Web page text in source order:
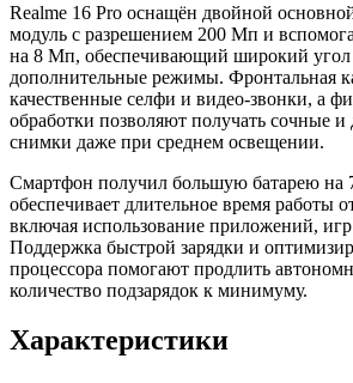
Realme 16 Pro оснащён двойной
модуль с разрешением 200 Мп и
на 8 Мп, обеспечивающий широкий угол
дополнительные режимы. Фронтальная
качественные селфи и видео‑звонки, а
обработки позволяют получать сочные и
снимки даже при среднем освещении.
Смартфон получил большую батарею на
обеспечивает длительное время работы
включая использование приложений,
Поддержка быстрой зарядки и
процессора помогают продлить
количество подзарядок к минимуму.
Характеристики